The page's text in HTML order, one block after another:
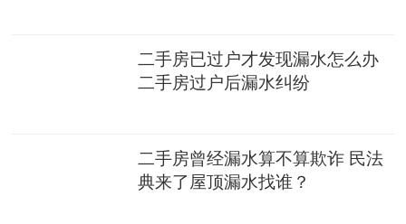
二手房已过户才发现漏水怎么办
二手房过户后漏水纠纷
二手房曾经漏水算不算欺诈 民法
典来了屋顶漏水找谁？